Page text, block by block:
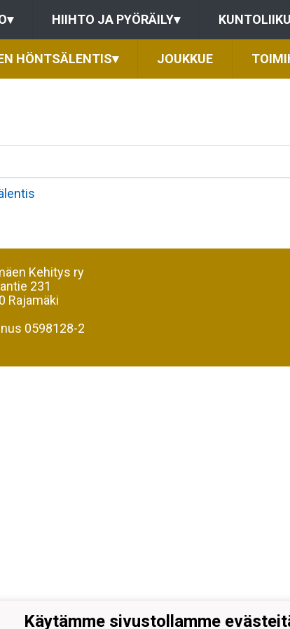
▾ HIIHTO JA PYÖRÄILY▾
HÖNTSÄLENTIS▾ JOUKKUE
Kehitys ry
231
Rajamäki
0598128-2
Käytämme sivustollamme